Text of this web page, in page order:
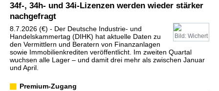
34f-, 34h- und 34i-Lizenzen werden wieder stärker
nachgefragt
Bild: Wichert
8.7.2026 (€) - Der Deutsche Industrie- und
Handelskammertag (DIHK) hat aktuelle Daten zu
den Vermittlern und Beratern von Finanzanlagen
sowie Immobilienkrediten veröffentlicht. Im zweiten Quartal
wuchsen alle Lager – und damit drei mehr als zwischen Januar
und April.
Premium-Zugang